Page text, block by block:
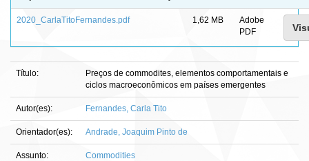
2020_CarlaTitoFernandes.pdf 1,62 MB
Adobe
PDF
Título:
Preços de commodites, elementos comportamentais e
ciclos macroeconômicos em países emergentes
Autor(es): Fernandes, Carla Tito
Orientador(es): Andrade, Joaquim Pinto de
Assunto:
Commodities